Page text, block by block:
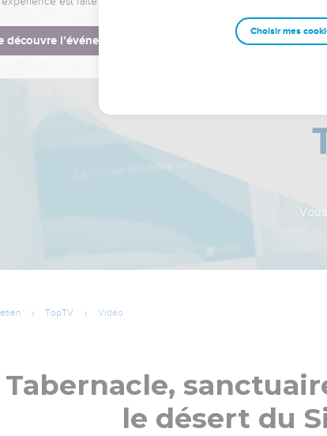
découvre l’événement
TopTV Vidéo
Tabernacle,
le désert du
Choisir mes